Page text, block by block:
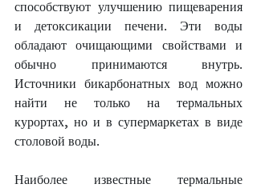
способствуют улучшению пищеварения
и детоксикации печени. Эти воды
обладают очищающими свойствами и
обычно принимаются внутрь.
Источники бикарбонатных вод можно
найти не только на термальных
курортах, но и в супермаркетах в виде
столовой воды.
Наиболее известные термальные